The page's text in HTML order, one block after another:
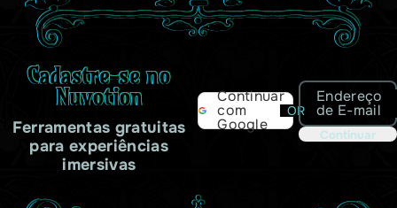
Cadastre-se no
Nuvotion
Ferramentas gratuitas
para experiências
imersivas
Continuar
com
Google
OR
Endereço
de E-mail
Continuar